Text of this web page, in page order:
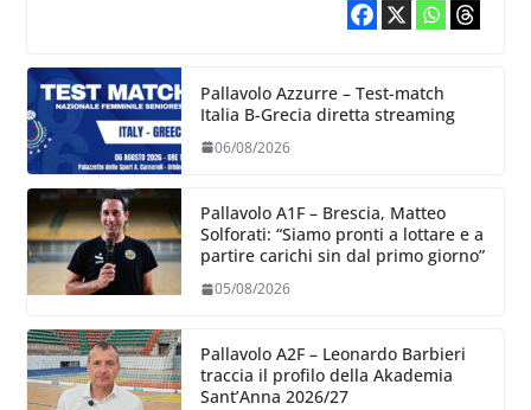
Pallavolo Azzurre – Test-match
Italia B-Grecia diretta streaming
06/08/2026
Pallavolo A1F – Brescia, Matteo
Solforati: “Siamo pronti a lottare e a
partire carichi sin dal primo giorno”
05/08/2026
Pallavolo A2F – Leonardo Barbieri
traccia il profilo della Akademia
Sant’Anna 2026/27